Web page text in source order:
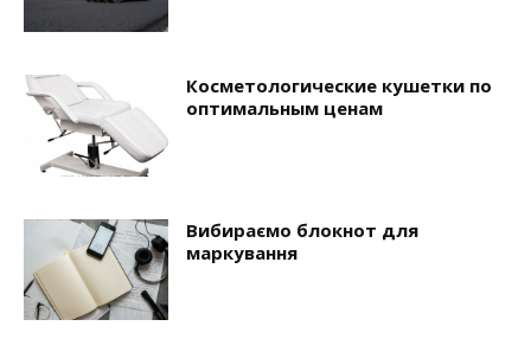
Косметологические кушетки по
оптимальным ценам
Вибираємо блокнот для
маркування